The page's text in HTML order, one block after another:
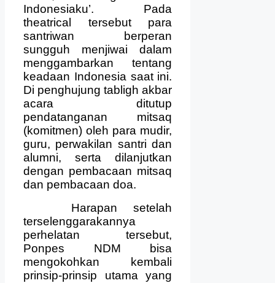
Indonesiaku’. Pada
theatrical tersebut para
santriwan berperan
sungguh menjiwai dalam
menggambarkan tentang
keadaan Indonesia saat ini.
Di penghujung tabligh akbar
acara ditutup
pendatanganan mitsaq
(komitmen) oleh para mudir,
guru, perwakilan santri dan
alumni, serta dilanjutkan
dengan pembacaan mitsaq
dan pembacaan doa.
Harapan setelah
terselenggarakannya
perhelatan tersebut,
Ponpes NDM bisa
mengokohkan kembali
prinsip-prinsip utama yang